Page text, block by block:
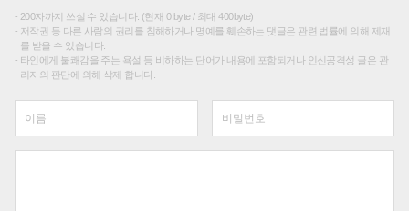
200자까지 쓰실 수 있습니다. (현재 0 byte / 최대 400byte)
저작권 등 다른 사람의 권리를 침해하거나 명예를 훼손하는 댓글은 관련 법률에 의해 제재
를 받을 수 있습니다.
타인에게 불쾌감을 주는 욕설 등 비하하는 단어가 내용에 포함되거나 인신공격성 글은 관
리자의 판단에 의해 삭제 합니다.